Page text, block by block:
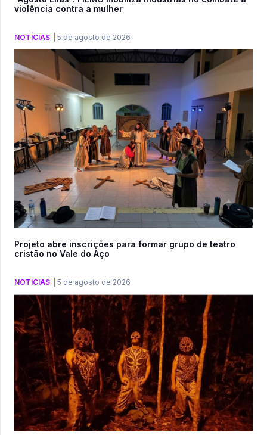
violência contra a mulher
NOTÍCIAS 5 de agosto de 2026
Projeto abre inscrições para formar grupo de teatro
cristão no Vale do Aço
NOTÍCIAS 5 de agosto de 2026